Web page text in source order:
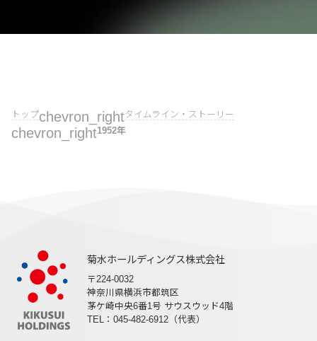
トップchevron_rightタイムライン・ストーリー
chevron_right1952年
菊水ホールディングス株式会社
〒224-0032
神奈川県横浜市都筑区
茅ケ崎中央6番1号 サウスウッド4階
TEL：045-482-6912（代表）